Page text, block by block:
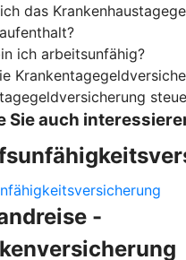
das
ich arbeitsunfähig?
Sie auch
-